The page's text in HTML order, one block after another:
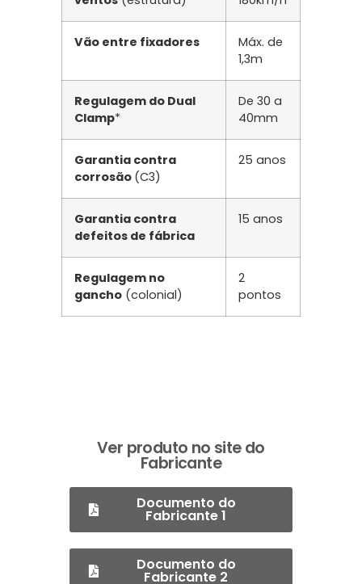
Vão entre fixadores
Máx. de
1,3m
Regulagem do Dual
Clamp*
De 30 a
40mm
Garantia contra
corrosão (C3)
25 anos
Garantia contra
defeitos de fábrica
15 anos
Regulagem no
gancho (colonial)
2
pontos
Ver produto no site do
Fabricante
Documento do
Fabricante 1
Documento do
Fabricante 2